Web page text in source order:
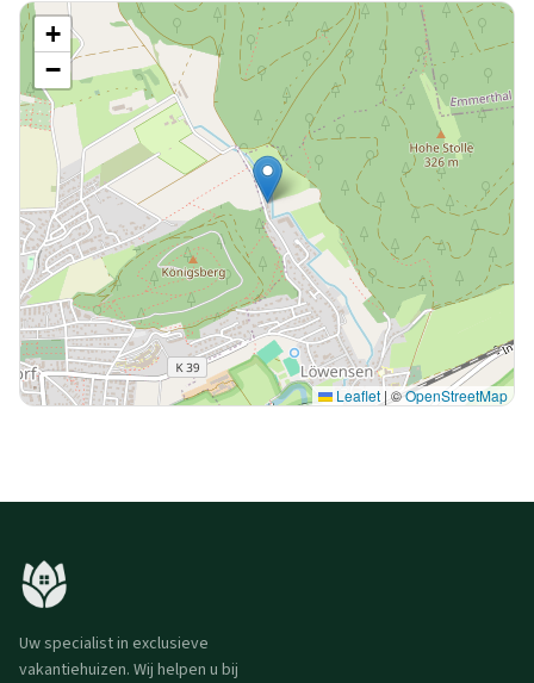
+
−
Leaflet |©OpenStreetMap
Uw specialist in exclusieve
vakantiehuizen. Wij helpen u bij